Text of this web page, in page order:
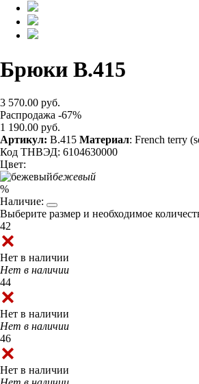
Брюки B.415
3 570.00 руб.
Распродажа -67%
1 190.00 руб.
Артикул: B.415 Материал: French terry
Код ТНВЭД: 6104630000
Цвет:
бежевый
%
Наличие:
Выберите размер и необходимое
42
Нет в наличии
Нет в наличии
44
Нет в наличии
Нет в наличии
46
Нет в наличии